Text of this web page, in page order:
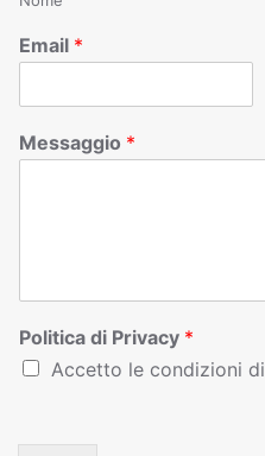
Email *
Messaggio *
Politica di Privacy *
Accetto le condizioni di